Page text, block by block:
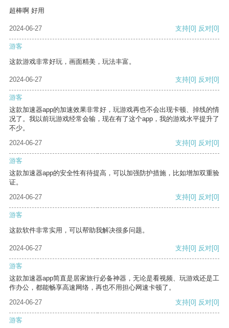
超棒啊 好用
2024-06-27 支持[0] 反对[0]
游客
这款游戏非常好玩，画面精美，玩法丰富。
2024-06-27 支持[0] 反对[0]
游客
这款加速器app的加速效果非常好，玩游戏再也不会出现卡顿、掉线的情
况了。我以前玩游戏经常会输，现在有了这个app，我的游戏水平提升了
不少。
2024-06-27
支持[0] 反对[0]
游客
这款加速器app的安全性有待提高，可以加强防护措施，比如增加双重验
证。
2024-06-27
支持[0] 反对[0]
游客
这款软件非常实用，可以帮助我解决很多问题。
2024-06-27 支持[0] 反对[0]
游客
这款加速器app简直是居家旅行必备神器，无论是看视频、玩游戏还是工
作办公，都能畅享高速网络，再也不用担心网速卡顿了。
2024-06-27
支持[0] 反对[0]
游客